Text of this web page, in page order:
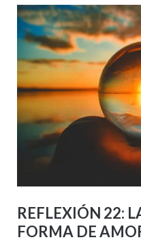
REFLEXIÓN 22:
FORMA DE